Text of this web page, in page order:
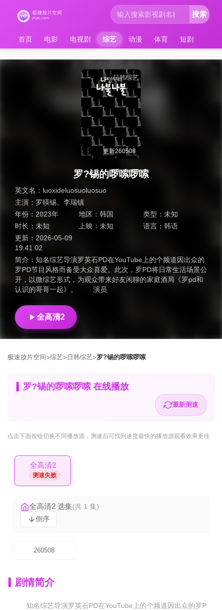
首页 电影 电视剧 综艺 动漫 体育 短剧
搜索
日韩综艺
更新260508
罗?锡的啰嗦啰嗦
英文名： luoxideluosuoluosuo
主演： 罗暎锡
李瑞镇
年份： 2023年 地区：韩国 类型： 未知
时长： 未知 上映：未知 语言： 韩语
更新： 2026-05-09
19:41:02
简介： 知名综艺导演罗英石PD在YouTube上的个频道因出众的
罗PD节目风格而备受大众喜爱。此次，罗PD将日常生活场景公
开，以微综艺形式，为观众带来好友闲聊的家庭酒局《罗pd和
认识的哥哥一起》。 演员
全高清2
极速放片空间>综艺> 日韩综艺>罗?锡的啰嗦啰嗦
罗?锡的啰嗦啰嗦 在线播放
重新测速
点击下面按钮切换不同播放源 ，测速后可找到速度最快的播放源观看效果更佳
全高清2
测速失败
全高清2 选集(共 1 集)
倒序
260508
剧情简介
知名综艺导演罗英石PD在YouTube上的个频道因出众的罗P